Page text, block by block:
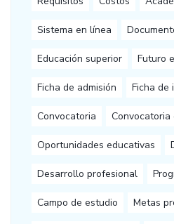
Sistema en línea
Educación superior Futuro
Ficha de admisión Ficha de
Convocatoria Convocatoria
Oportunidades educativas
Desarrollo profesional
Campo de estudio Metas